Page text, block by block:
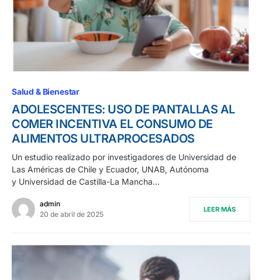
Salud & Bienestar
ADOLESCENTES: USO DE PANTALLAS AL
COMER INCENTIVA EL CONSUMO DE
ALIMENTOS ULTRAPROCESADOS
Un estudio realizado por investigadores de Universidad de
Las Américas de Chile y Ecuador, UNAB, Autónoma
y Universidad de Castilla-La Mancha…
admin
20 de abril de 2025
LEER MÁS